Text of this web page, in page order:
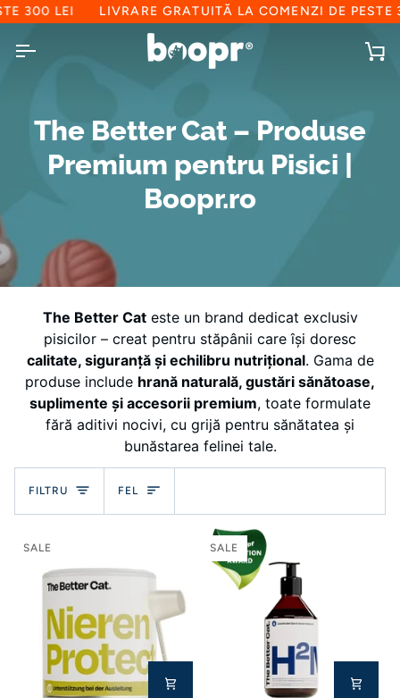
Sari
conținut
300 LEI LIVRARE GRATUITĂ LA COMENZI DE PESTE
The Better Cat – Produse
Premium pentru Pisici |
Boopr.ro
The Better Cateste un brand dedicat exclusiv
pisicilor – creat pentru stăpânii care își doresc
calitate, siguranță și echilibru nutrițional. Gama de
produse include hrană naturală, gustări sănătoase,
suplimente și accesorii premium, toate formulate
fără aditivi nocivi, cu grijă pentru sănătatea și
bunăstarea felinei tale.
FILTRU Fel
FEL
SALE SALE